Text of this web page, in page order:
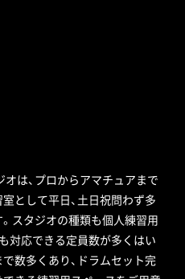
は、プロからアマチュアまで
として平日、土日祝問わず多
スタジオの種類も個人練習用
対応できる定員数が多くはい
数多くあり、ドラムセット完